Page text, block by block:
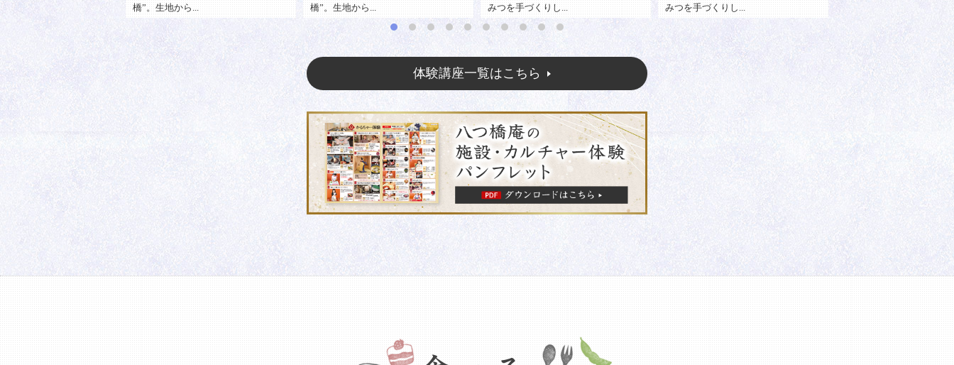
橋”。生地から...
みつを手づくりし...
みつを手づくりし...
らし団子を生地づ...
体験講座一覧はこちら